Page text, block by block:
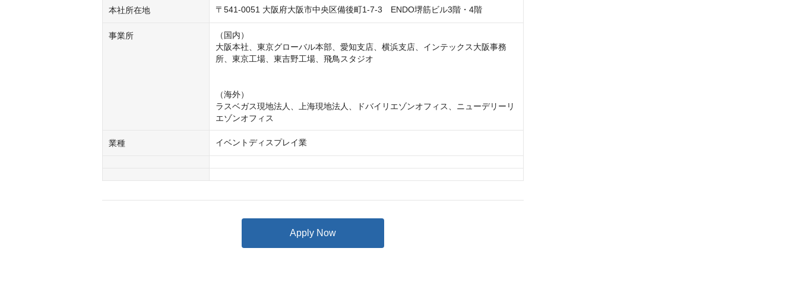
本社所在地 〒541-0051 大阪府大阪市中央区備後町1-7-3　ENDO堺筋ビル3階・4階
事業所
（国内）
大阪本社、東京グローバル本部、愛知支店、横浜支店、インテックス大阪事務
所、東京工場、東吉野工場、飛鳥スタジオ
（海外）
ラスベガス現地法人、上海現地法人、ドバイリエゾンオフィス、ニューデリーリ
エゾンオフィス
業種 イベントディスプレイ業
Apply Now